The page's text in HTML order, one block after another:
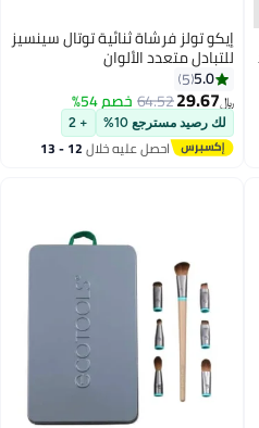
إيكو تولز فرشاة ثنائية توتال سينسيز
للتبادل متعدد الألوان
5.0
5
﷼‏29.67
64.52 خصم 54%
لك رصيد مسترجع 10% + 2
احصل عليه خلال 12 - 13